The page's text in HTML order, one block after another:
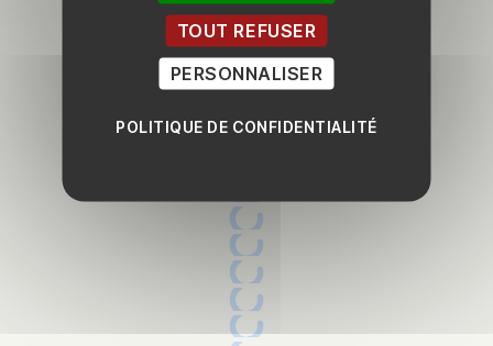
TOUT REFUSER
PERSONNALISER
POLITIQUE DE CONFIDENTIALITÉ